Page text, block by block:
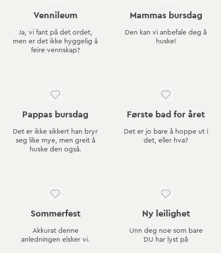
Vennileum
Ja, vi fant på det ordet,
men er det ikke hyggelig å
feire vennskap?
Mammas bursdag
Den kan vi anbefale deg å
huske!
Pappas bursdag
Det er ikke sikkert han bryr
seg like mye, men greit å
huske den også.
Første bad for året
Det er jo bare å hoppe ut i
det, eller hva?
Sommerfest
Akkurat denne
anledningen elsker vi.
Ny leilighet
Unn deg noe som bare
DU har lyst på